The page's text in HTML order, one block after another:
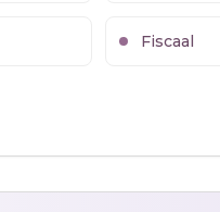
Fiscaal